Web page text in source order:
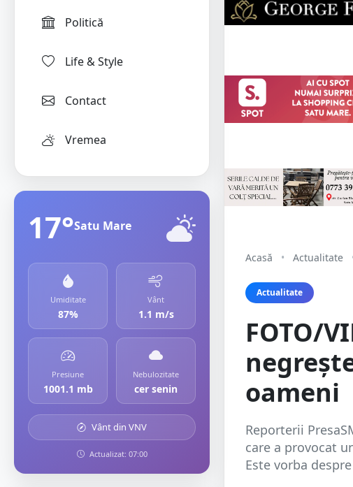
Politică
Life & Style
Contact
Vremea
17°Satu Mare
Umiditate
87%
Vânt
1.1 m/s
Presiune
1001.1 mb
Nebulozitate
cer senin
Vânt din VNV
Actualizat: 07:00
Acasă • Actualitate
Actualitate
FOTO/
oameni
Reporterii
care a provocat
Este vorba